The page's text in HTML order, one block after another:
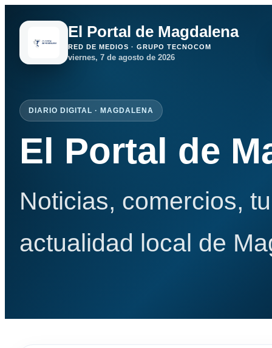
El Portal de Magdalena
RED DE MEDIOS · GRUPO TECNOCOM
viernes, 7 de agosto de 2026
DIARIO DIGITAL · MAGDALENA
El Portal de
Noticias, comercios,
actualidad local de